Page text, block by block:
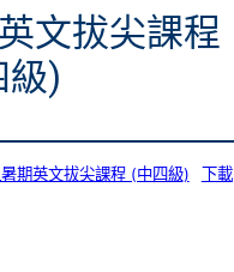
文拔尖課程
級)
期英文拔尖課程 (中四級) 下載